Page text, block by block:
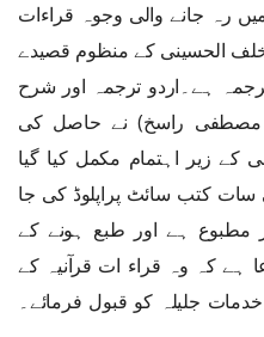
رہ جانے والی وجوہ قراءات
الحسینی کے منظوم قصیدے
ہے۔اردو ترجمہ اور شرح
مصطفی راسخ) نے حاصل کی
کے زیر اہتمام مکمل کیا گیا
کتب سائٹ پراپلوڈ کی جا
مطبوع ہے اور طبع ہونے کے
ہے کہ وہ قراء ات قرآنیہ کے
جلیلہ کو قبول فرمائے۔